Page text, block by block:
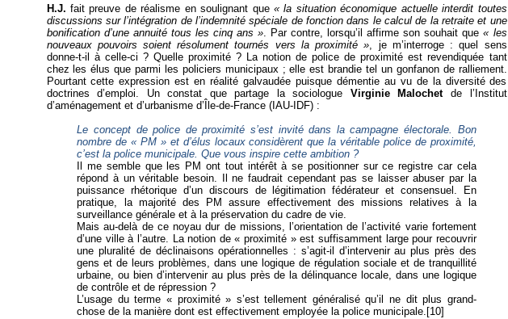
H.J. fait preuve de réalisme en soulignant que « la situation économique actuelle interdit toutes
discussions sur l’intégration de l’indemnité spéciale de fonction dans le calcul de la retraite et une
bonification d’une annuité tous les cinq ans ». Par contre, lorsqu’il affirme son souhait que« les
nouveaux pouvoirs soient résolument tournés vers la proximité », je m’interroge : quel sens
donne-t-il à celle-ci ? Quelle proximité ? La notion de police de proximité est revendiquée tant
chez les élus que parmi les policiers municipaux ; elle est brandie tel un gonfanon de ralliement.
Pourtant cette expression est en réalité galvaudée puisque démentie au vu de la diversité des
doctrines d’emploi. Un constat que partage la sociologue Virginie Malochetde l’Institut
d’aménagement et d’urbanisme d’Île-de-France (IAU-IDF) :
Le concept de police de proximité s’est invité dans la campagne électorale. Bon
nombre de « PM » et d’élus locaux considèrent que la véritable police de proximité,
c’est la police municipale. Que vous inspire cette ambition ?
Il me semble que les PM ont tout intérêt à se positionner sur ce registre car cela
répond à un véritable besoin. Il ne faudrait cependant pas se laisser abuser par la
puissance rhétorique d’un discours de légitimation fédérateur et consensuel. En
pratique, la majorité des PM assure effectivement des missions relatives à la
surveillance générale et à la préservation du cadre de vie.
Mais au-delà de ce noyau dur de missions, l’orientation de l’activité varie fortement
d’une ville à l’autre. La notion de « proximité » est suffisamment large pour recouvrir
une pluralité de déclinaisons opérationnelles : s’agit-il d’intervenir au plus près des
gens et de leurs problèmes, dans une logique de régulation sociale et de tranquillité
urbaine, ou bien d’intervenir au plus près de la délinquance locale, dans une logique
de contrôle et de répression ?
L’usage du terme « proximité » s’est tellement généralisé qu’il ne dit plus grand-
chose de la manière dont est effectivement employée la police municipale. [10]